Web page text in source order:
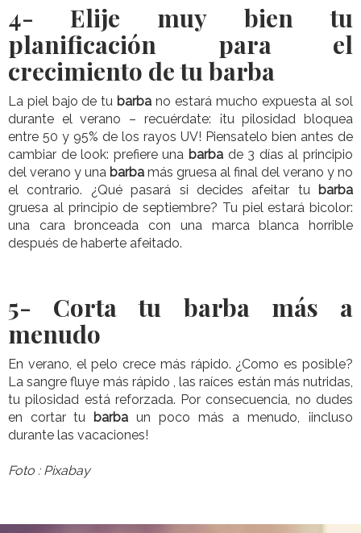
4- Elije muy bien tu
planificación para el
crecimiento de tu barba
La piel bajo de tu barba no estará mucho expuesta al sol
durante el verano – recuérdate: ¡tu pilosidad bloquea
entre 50 y 95% de los rayos UV! Piensatelo bien antes de
cambiar de look: prefiere una barba de 3 días al principio
del verano y una barba más gruesa al final del verano y no
el contrario. ¿Qué pasará si decides afeitar tu barba
gruesa al principio de septiembre? Tu piel estará bicolor:
una cara bronceada con una marca blanca horrible
después de haberte afeitado.
5- Corta tu barba más a
menudo
En verano, el pelo crece más rápido. ¿Como es posible?
La sangre fluye más rápido , las raíces están más nutridas,
tu pilosidad está reforzada. Por consecuencia, no dudes
en cortar tu barba un poco más a menudo, ¡incluso
durante las vacaciones!
Foto : Pixabay